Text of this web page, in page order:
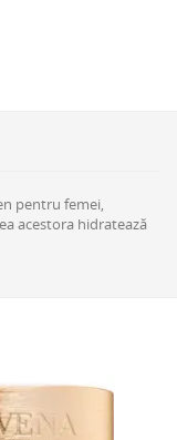
pentru femei,
acestora hidratează